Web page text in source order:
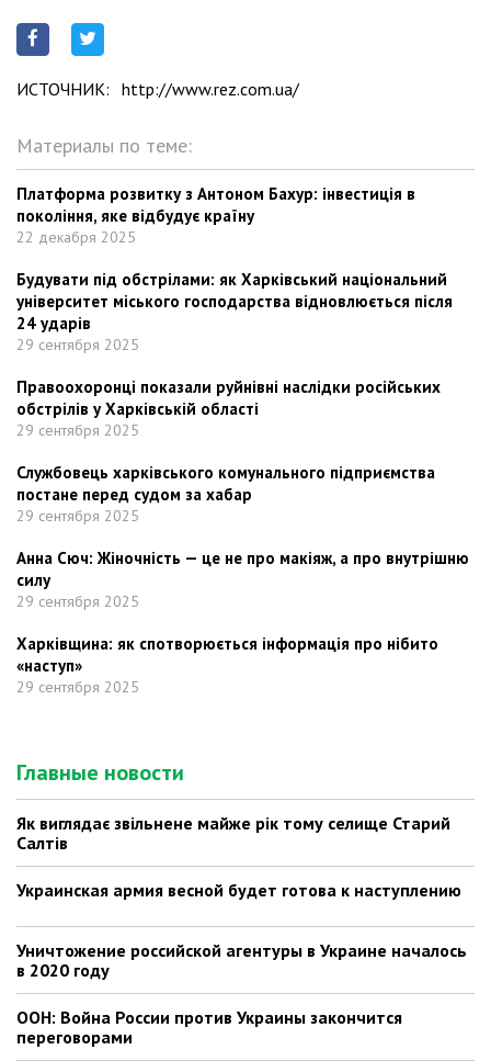
ИСТОЧНИК: http://www.rez.com.ua/
Материалы по теме:
Платформа розвитку з Антоном Бахур: інвестиція в
покоління, яке відбудує країну
22 декабря 2025
Будувати під обстрілами: як Харківський національний
університет міського господарства відновлюється після
24 ударів
29 сентября 2025
Правоохоронці показали руйнівні наслідки російських
обстрілів у Харківській області
29 сентября 2025
Службовець харківського комунального підприємства
постане перед судом за хабар
29 сентября 2025
Анна Сюч: Жіночність — це не про макіяж, а про внутрішню
силу
29 сентября 2025
Харківщина: як спотворюється інформація про нібито
«наступ»
29 сентября 2025
Главные новости
Як виглядає звільнене майже рік тому селище Старий
Салтів
Украинская армия весной будет готова к наступлению
Уничтожение российской агентуры в Украине началось
в 2020 году
ООН: Война России против Украины закончится
переговорами